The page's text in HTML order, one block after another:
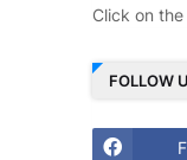
Click on
FOLLOW